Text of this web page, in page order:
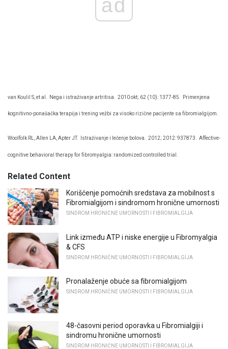
ad
van Koulil S, et al. Nega i istraživanje artritisa. 2010 okt; 62 (10): 1377-85. Primenjena
kognitivno-ponašačka terapija i trening vežbi za visoko rizične pacijente sa fibromialgijom.
Woolfolk RL, Allen LA, Apter JT. Istraživanje i lečenje bolova. 2012; 2012: 937873. Affective-
cognitive behavioral therapy for fibromyalgia: randomized controlled trial.
Related Content
Korišćenje pomoćnih sredstava za mobilnost s
Fibromialgijom i sindromom hronične umornosti
SINDROM HRONIČNE UMORNOSTI I FIBROMIALGIJA
Link između ATP i niske energije u Fibromyalgia
& CFS
SINDROM HRONIČNE UMORNOSTI I FIBROMIALGIJA
Pronalaženje obuće sa fibromialgijom
SINDROM HRONIČNE UMORNOSTI I FIBROMIALGIJA
48-časovni period oporavka u Fibromialgiji i
sindromu hronične umornosti
SINDROM HRONIČNE UMORNOSTI I FIBROMIALGIJA